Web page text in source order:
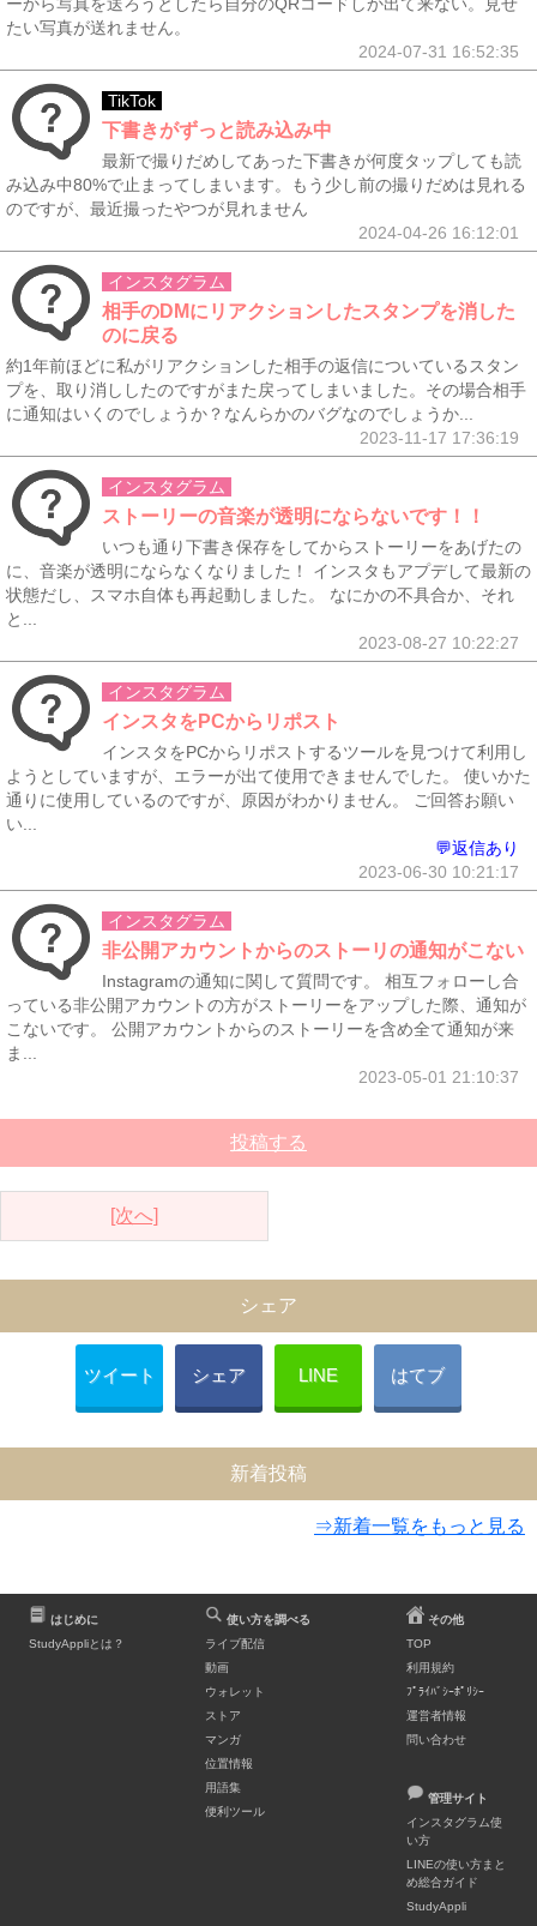
たい写真が送れません。
2024-07-31 16:52:35
TikTok
下書きがずっと読み込み中
最新で撮りだめしてあった下書きが何度タップしても読
み込み中80%で止まってしまいます。もう少し前の撮りだめは見れる
のですが、最近撮ったやつが見れません
2024-04-26 16:12:01
インスタグラム
相手のDMにリアクションしたスタンプを消した
のに戻る
約1年前ほどに私がリアクションした相手の返信についているスタン
プを、取り消ししたのですがまた戻ってしまいました。その場合相手
に通知はいくのでしょうか？なんらかのバグなのでしょうか...
2023-11-17 17:36:19
インスタグラム
ストーリーの音楽が透明にならないです！！
いつも通り下書き保存をしてからストーリーをあげたの
に、音楽が透明にならなくなりました！ インスタもアプデして最新の
状態だし、スマホ自体も再起動しました。 なにかの不具合か、それ
と...
2023-08-27 10:22:27
インスタグラム
インスタをPCからリポスト
インスタをPCからリポストするツールを見つけて利用し
ようとしていますが、エラーが出て使用できませんでした。 使いかた
通りに使用しているのですが、原因がわかりません。 ご回答お願い
い...
💬返信あり
2023-06-30 10:21:17
インスタグラム
非公開アカウントからのストーリの通知がこない
Instagramの通知に関して質問です。 相互フォローし合
っている非公開アカウントの方がストーリーをアップした際、通知が
こないです。 公開アカウントからのストーリーを含め全て通知が来
ま...
2023-05-01 21:10:37
投稿する
[次へ]
シェア
ツイート シェア LINE はてブ
新着投稿
⇒新着一覧をもっと見る
はじめに
StudyAppliとは？
使い方を調べる
ライブ配信
動画
ウォレット
ストア
マンガ
位置情報
用語集
便利ツール
その他
TOP
利用規約
ﾌﾟﾗｲﾊﾞｼｰﾎﾟﾘｼｰ
運営者情報
問い合わせ
管理サイト
インスタグラム使
い方
LINEの使い方まと
め総合ガイド
StudyAppli